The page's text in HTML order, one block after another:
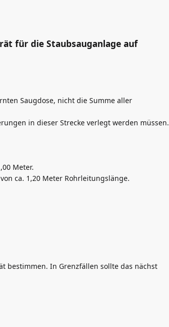
für die Staubsauganlage auf
Saugdose, nicht die Summe aller
in dieser Strecke verlegt werden müssen.
Meter.
ca. 1,20 Meter Rohrleitungslänge.
bestimmen. In Grenzfällen sollte das nächst